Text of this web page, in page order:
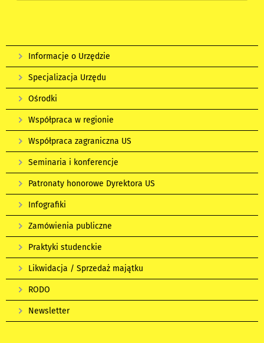
Informacje o Urzędzie
Specjalizacja Urzędu
Ośrodki
Współpraca w regionie
Współpraca zagraniczna US
Seminaria i konferencje
Patronaty honorowe Dyrektora US
Infografiki
Zamówienia publiczne
Praktyki studenckie
Likwidacja / Sprzedaż majątku
RODO
Newsletter